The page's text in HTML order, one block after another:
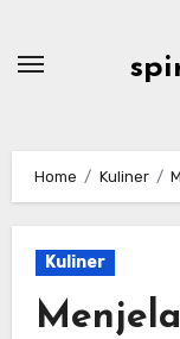
Home Kuliner
Kuliner